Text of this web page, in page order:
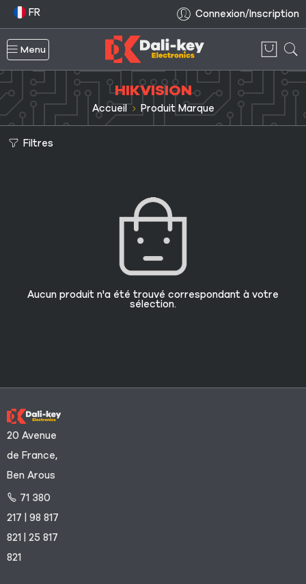
FR Connexion/Inscription
Menu
HIKVISION
Accueil Produit Marque
Filtres
Aucun produit n'a été trouvé correspondant à votre
sélection.
20 Avenue
de France,
Ben Arous
71 380
217 | 98 817
821 | 25 817
821